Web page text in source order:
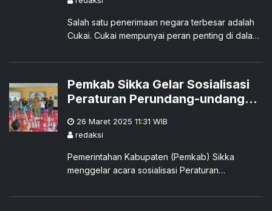
Ilegal
Salah satu penerimaan negara terbesar adalah
Cukai. Cukai mempunyai peran penting di dalam
Tembakau(Rokok). Tingginya tingkat konsumsi
rokok di dalam negeri turut meningkat.
Pemkab Sikka Gelar Sosialisasi
Peraturan Perundang-undangan
Camat Alok
26 Maret 2025 11:31 WIB
redaksi
Pemerintahan Kabupaten (Pemkab) Sikka
menggelar acara sosialisasi Peraturan
Kantor Camat Alok, Selasa (25/3).